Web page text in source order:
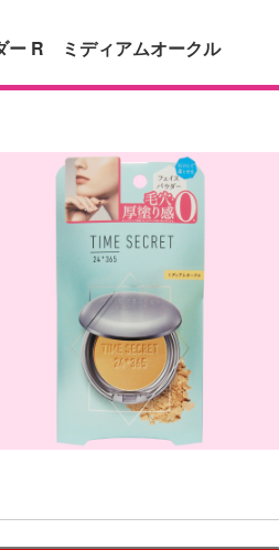
ー R ミディアムオークル